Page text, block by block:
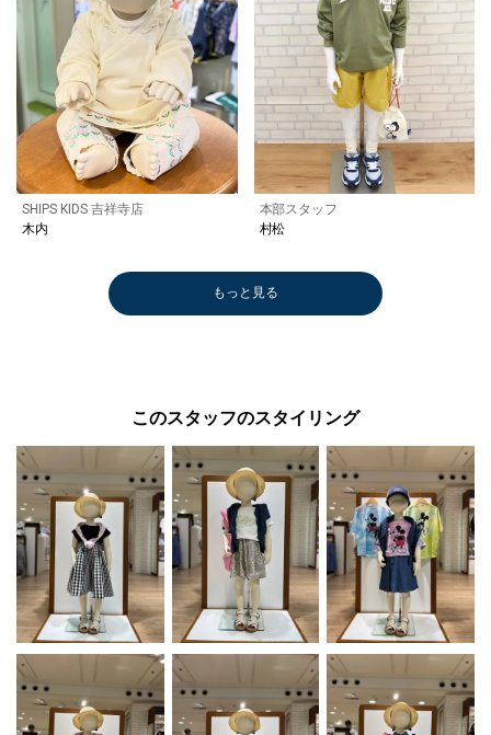
SHIPS KIDS 吉祥寺店
木内
本部スタッフ
村松
もっと見る
このスタッフのスタイリング